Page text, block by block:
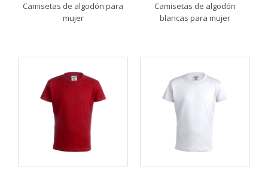
Camisetas de algodón para
mujer
Camisetas de algodón
blancas para mujer